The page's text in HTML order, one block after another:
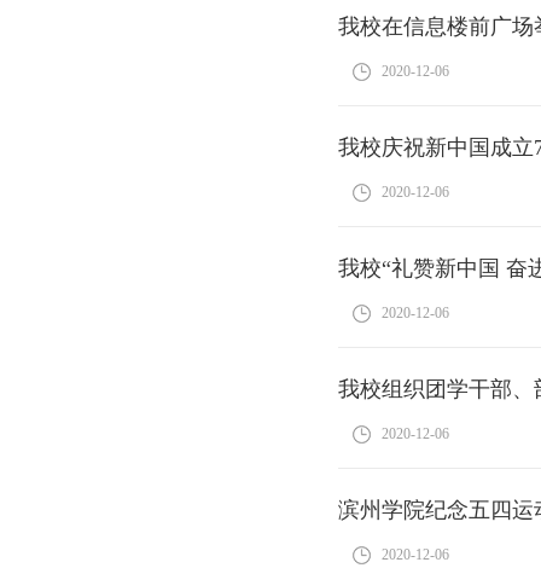
我校在信息楼前广
2020-12-06
我校庆祝新中国成
2020-12-06
我校“礼赞新中国 奋
2020-12-06
我校组织团学干部
2020-12-06
滨州学院纪念五四运
2020-12-06